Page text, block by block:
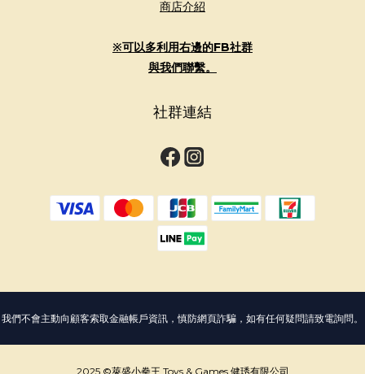
商店介紹
※可以多利用右邊的FB社群
與我們聯繫。
社群連結
我們不會主動向顧客索取金融帳戶資訊，慎防網頁詐騙，如有任何疑問請致電詢問。
2025 ©萊盛小拳王 Toys & Games 健琇有限公司